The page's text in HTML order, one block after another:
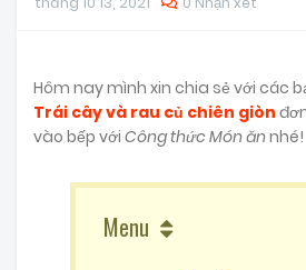
Hôm nay mình xin chia sẻ với các
Trái cây và rau củ chiên giòn
vào bếp với Công thức Món ănnhé!
Menu